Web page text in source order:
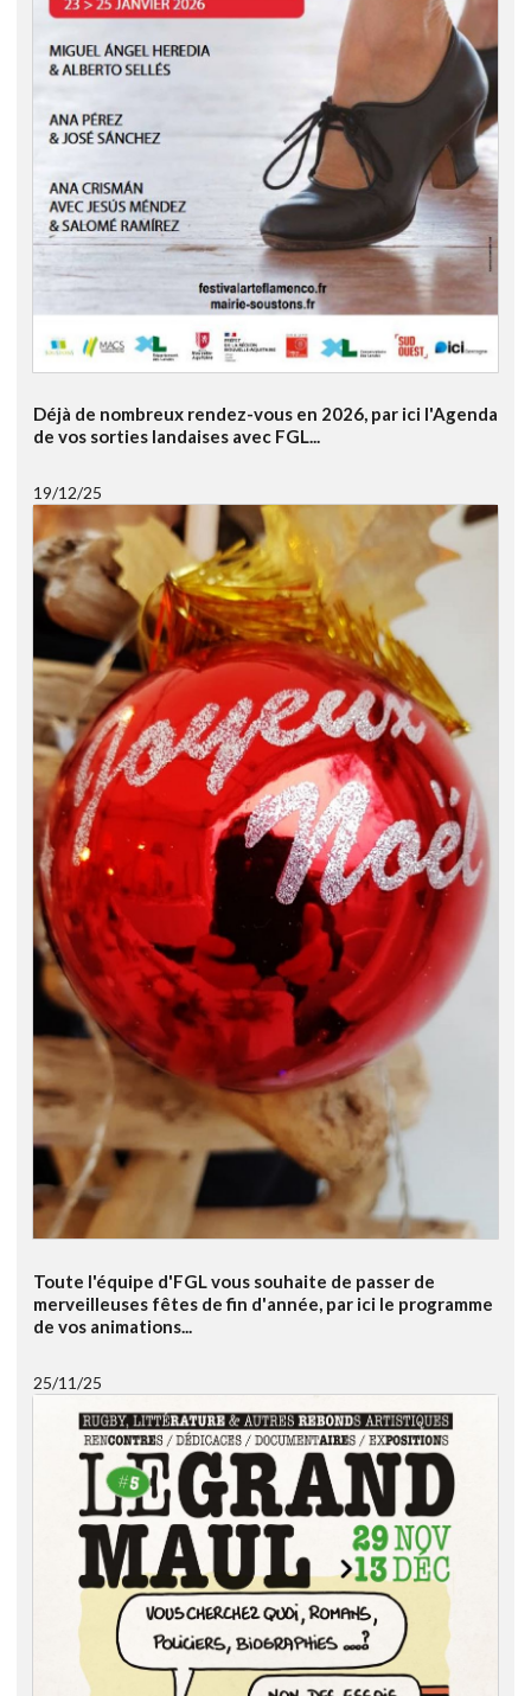
Déjà de nombreux rendez-vous en 2026, par ici l'Agenda
de vos sorties landaises avec FGL...
19/12/25
Toute l'équipe d'FGL vous souhaite de passer de
merveilleuses fêtes de fin d'année, par ici le programme
de vos animations...
25/11/25